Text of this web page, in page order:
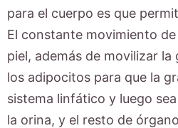
para el cuerpo es que
El constante movimiento
piel, además de movilizar
los adipocitos para que la
sistema linfático y luego
la orina, y el resto de